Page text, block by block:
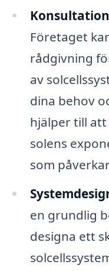
Företaget
rådgivning
av
dina behov
hjälper till
solens
som
en grundlig
designa ett